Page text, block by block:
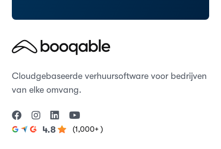
Cloudgebaseerde verhuursoftware voor bedrijven
van elke omvang.
4.8 (1,000+ )